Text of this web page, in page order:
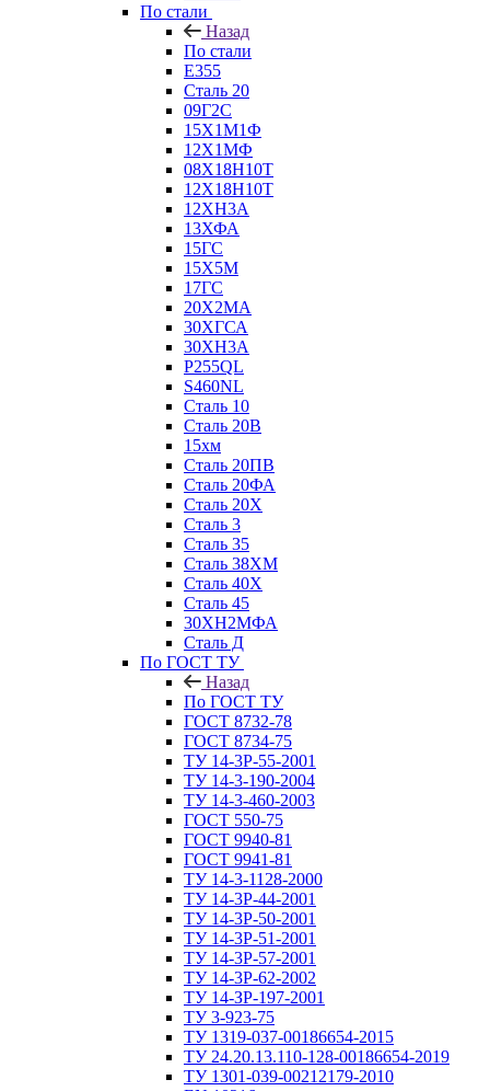
По стали
Назад
По стали
E355
Сталь 20
09Г2С
15Х1М1Ф
12Х1МФ
08Х18Н10Т
12Х18Н10Т
12ХН3А
13ХФА
15ГС
15Х5М
17ГС
20Х2МА
30ХГСА
30ХН3А
P255QL
S460NL
Сталь 10
Сталь 20В
15хм
Сталь 20ПВ
Сталь 20ФА
Сталь 20Х
Сталь 3
Сталь 35
Сталь 38ХМ
Сталь 40Х
Сталь 45
30ХН2МФА
Сталь Д
По ГОСТ ТУ
Назад
По ГОСТ ТУ
ГОСТ 8732-78
ГОСТ 8734-75
ТУ 14-3Р-55-2001
ТУ 14-3-190-2004
ТУ 14-3-460-2003
ГОСТ 550-75
ГОСТ 9940-81
ГОСТ 9941-81
ТУ 14-3-1128-2000
ТУ 14-3Р-44-2001
ТУ 14-3Р-50-2001
ТУ 14-3Р-51-2001
ТУ 14-3Р-57-2001
ТУ 14-3Р-62-2002
ТУ 14-ЗР-197-2001
ТУ 3-923-75
ТУ 1319-037-00186654-2015
ТУ 24.20.13.110-128-00186654-2019
ТУ 1301-039-00212179-2010